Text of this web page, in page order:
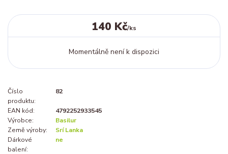
140 Kč/ks
Momentálně není k dispozici
Číslo
produktu:
82
EAN kód:
4792252933545
Výrobce:
Basilur
Země výroby:
Srí Lanka
Dárkové
balení:
ne